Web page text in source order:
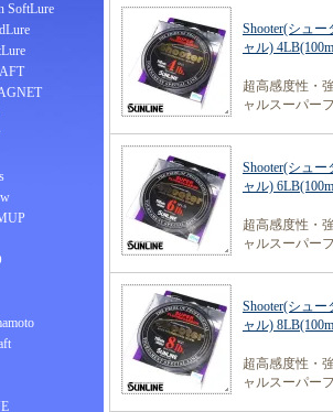
SoftLure
Shooter(シュー
ャル)
超高感度性・
ャルスーパー
Shooter(シュー
ャル)
超高感度性・
ャルスーパー
Shooter(シュー
ャル)
超高感度性・
ャルスーパー